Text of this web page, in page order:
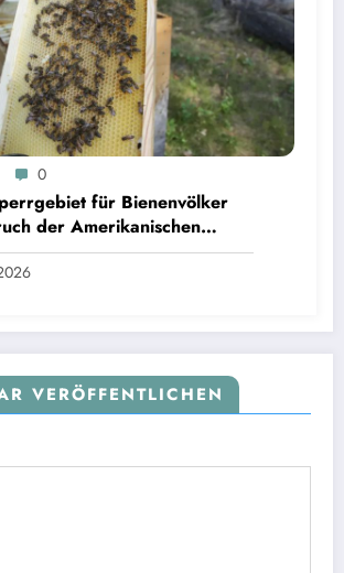
0
für Bienenvölker
der Amerikanischen
VERÖFFENTLICHEN